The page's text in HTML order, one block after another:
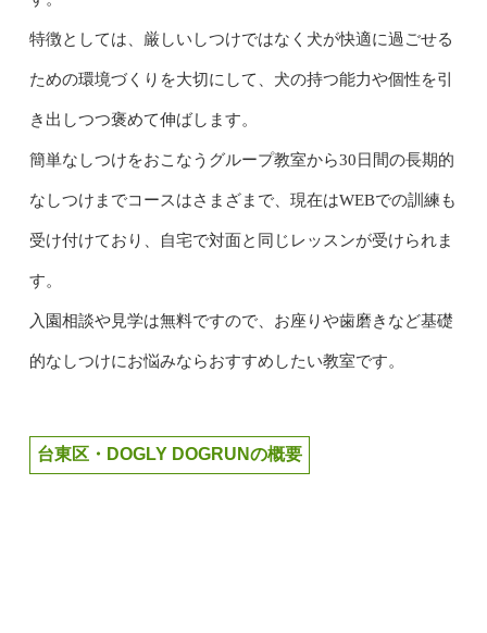
特徴としては、厳しいしつけではなく犬が快適に過ごせる
ための環境づくりを大切にして、犬の持つ能力や個性を引
き出しつつ褒めて伸ばします。
簡単なしつけをおこなうグループ教室から30日間の長期的
なしつけまでコースはさまざまで、現在はWEBでの訓練も
受け付けており、自宅で対面と同じレッスンが受けられま
す。
入園相談や見学は無料ですので、お座りや歯磨きなど基礎
的なしつけにお悩みならおすすめしたい教室です。
台東区・DOGLY DOGRUNの概要